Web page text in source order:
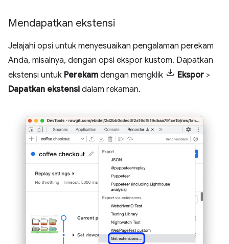
Mendapatkan ekstensi
Jelajahi opsi untuk menyesuaikan pengalaman perekam
Anda, misalnya, dengan opsi ekspor kustom. Dapatkan
ekstensi untuk Perekam dengan mengklik Ekspor >
Dapatkan ekstensi dalam rekaman.